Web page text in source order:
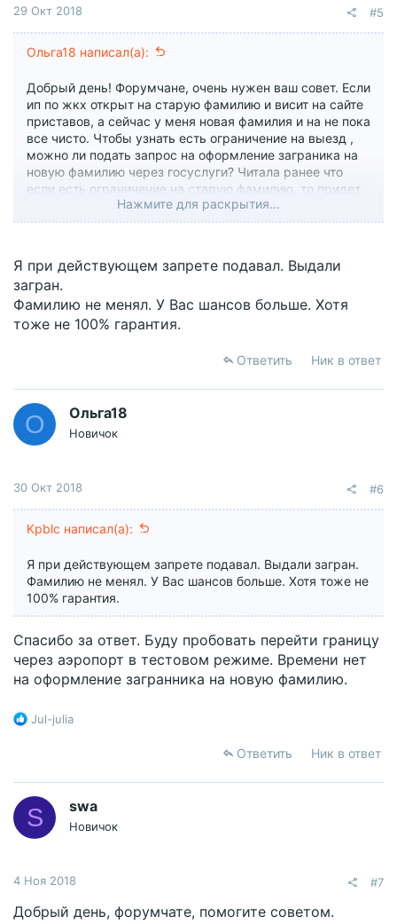
29 Окт 2018 #5
Ольга18 написал(а):
Добрый день! Форумчане, очень нужен ваш совет. Если
ип по жкх открыт на старую фамилию и висит на сайте
приставов, а сейчас у меня новая фамилия и на не пока
все чисто. Чтобы узнать есть ограничение на выезд ,
можно ли подать запрос на оформление заграника на
новую фамилию через госуслуги? Читала ранее что
если есть ограничение на старую фамилию, то придет
отказ в оформлении до уплаты госпошлины. Правда ли
это? Есть ли база у миграционной службы?
Нажмите для раскрытия...
Я при действующем запрете подавал. Выдали
загран.
Фамилию не менял. У Вас шансов больше. Хотя
тоже не 100% гарантия.
Ответить Ник в ответ
О Ольга18
Новичок
30 Окт 2018 #6
Kpblc написал(а):
Я при действующем запрете подавал. Выдали загран.
Фамилию не менял. У Вас шансов больше. Хотя тоже не
100% гарантия.
Спасибо за ответ. Буду пробовать перейти границу
через аэропорт в тестовом режиме. Времени нет
на оформление загранника на новую фамилию.
Р
ц
и
и
:
Jul-julia
Ответить Ник в ответ
S swa
Новичок
4 Ноя 2018 #7
Добрый день, форумчате, помогите советом.